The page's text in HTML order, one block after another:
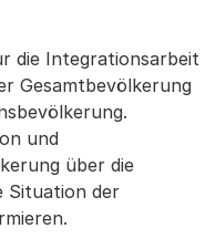
die Integrationsarbeit
Gesamtbevölkerung
und
über die
Situation der